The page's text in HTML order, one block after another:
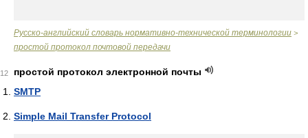
Русско-английский словарь нормативно-технической терминологии >
простой протокол почтовой передачи
12
простой протокол электронной почты
SMTP
Simple Mail Transfer Protocol